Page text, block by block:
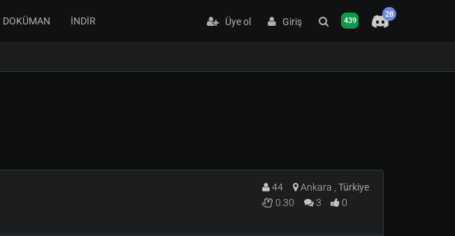
DOKÜMAN İNDİR Üye ol Giriş 439
28
44 Ankara , Türkiye
0.30
3 0